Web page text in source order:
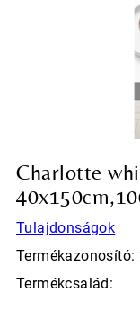
Charlotte
Tulajdonságok
Termékazonosító:
Termékcsalád: